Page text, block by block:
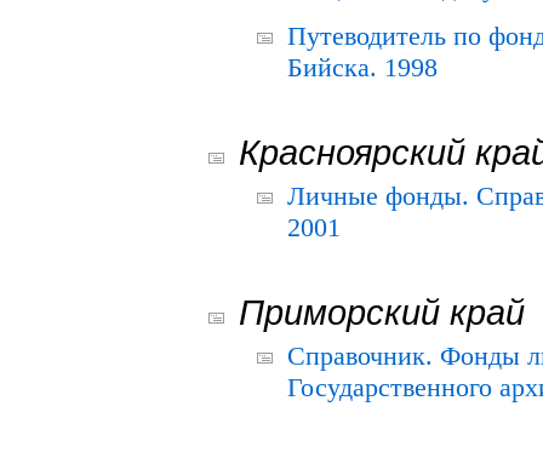
Путеводитель по
Бийска. 1998
Красноярский
Личные фонды.
2001
Приморский край
Справочник. Фонды
Государственного